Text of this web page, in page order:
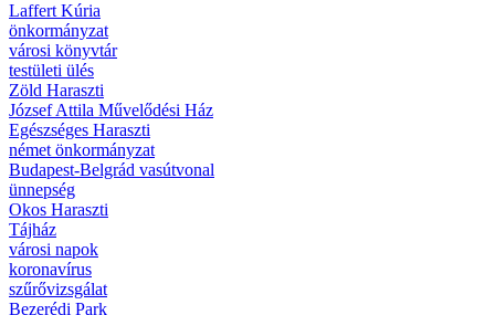
Laffert Kúria
önkormányzat
városi könyvtár
testületi ülés
Zöld Haraszti
József Attila Művelődési Ház
Egészséges Haraszti
német önkormányzat
Budapest-Belgrád vasútvonal
ünnepség
Okos Haraszti
Tájház
városi napok
koronavírus
szűrővizsgálat
Bezerédi Park